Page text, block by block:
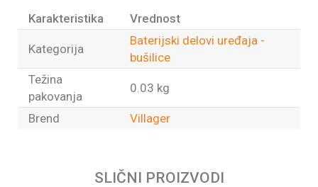
Karakteristika Vrednost
Kategorija
Baterijski delovi uređaja -
bušilice
Težina
pakovanja
0.03 kg
Brend Villager
SLIČNI PROIZVODI